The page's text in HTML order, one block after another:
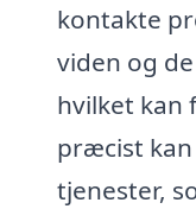
kontakte
viden og
hvilket kan
præcist kan
tjenester,